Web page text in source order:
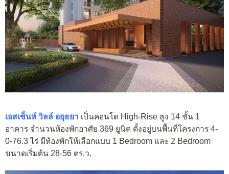
เอสเซ็นท์ วิลล์ อยุธยา เป็นคอนโด High-Rise สูง 14 ชั้น 1
อาคาร จำนวนห้องพักอาศัย 369 ยูนิต ตั้งอยู่บนพื้นที่โครงการ 4-
0-76.3 ไร่ มีห้องพักให้เลือกแบบ 1 Bedroom และ 2 Bedroom
ขนาดเริ่มต้น 28-56 ตร.ว.